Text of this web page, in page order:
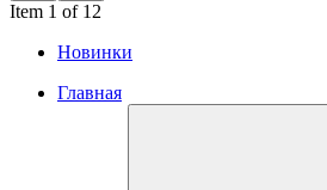
Item 1 of 12
Новинки
Главная